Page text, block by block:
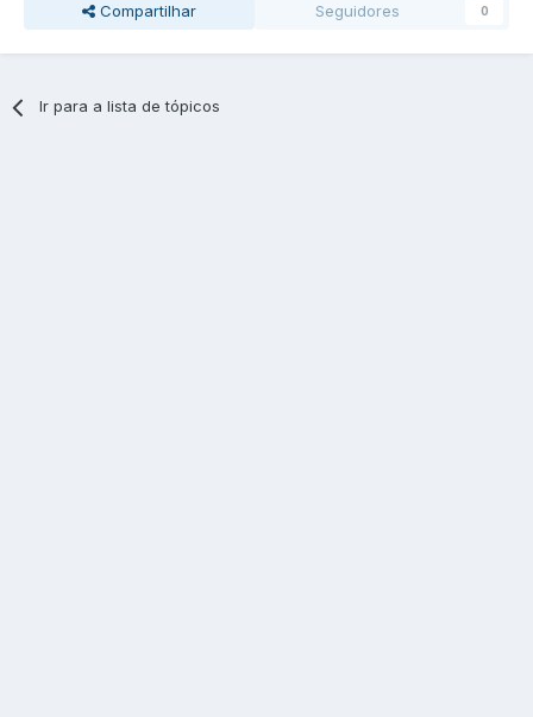
Compartilhar Seguidores 0
Ir para a lista de tópicos